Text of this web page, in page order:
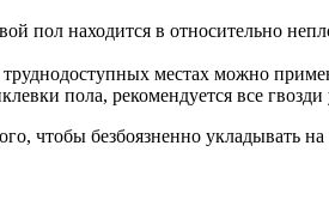
пол находится в относительно
местах можно
пола, рекомендуется все
чтобы безбоязненно укладывать на